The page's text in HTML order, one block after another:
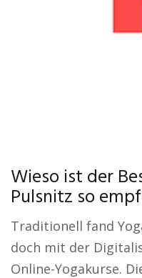
Wieso ist der
Pulsnitz so
Traditionell fand
doch mit der
Online-Yogakurse.